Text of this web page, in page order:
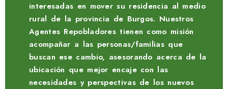
interesadas en mover su residencia al medio
rural de la provincia de Burgos. Nuestros
Agentes Repobladores tienen como misión
acompañar a las personas/familias que
buscan ese cambio, asesorando acerca de la
ubicación que mejor encaje con las
necesidades y perspectivas de los nuevos